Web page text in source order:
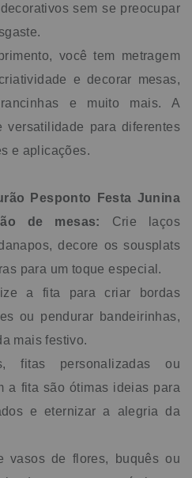
sem se preocupar
você tem metragem
e decorar mesas,
e muito mais. A
versatilidade para diferentes
e aplicações.
Pesponto Festa Junina
de mesas:
Crie laços
decore os sousplats
para um toque especial.
a fita para criar bordas
ou pendurar bandeirinhas,
mais festivo.
fitas personalizadas ou
a fita são ótimas ideias para
e eternizar a alegria da
vasos de flores, buquês ou